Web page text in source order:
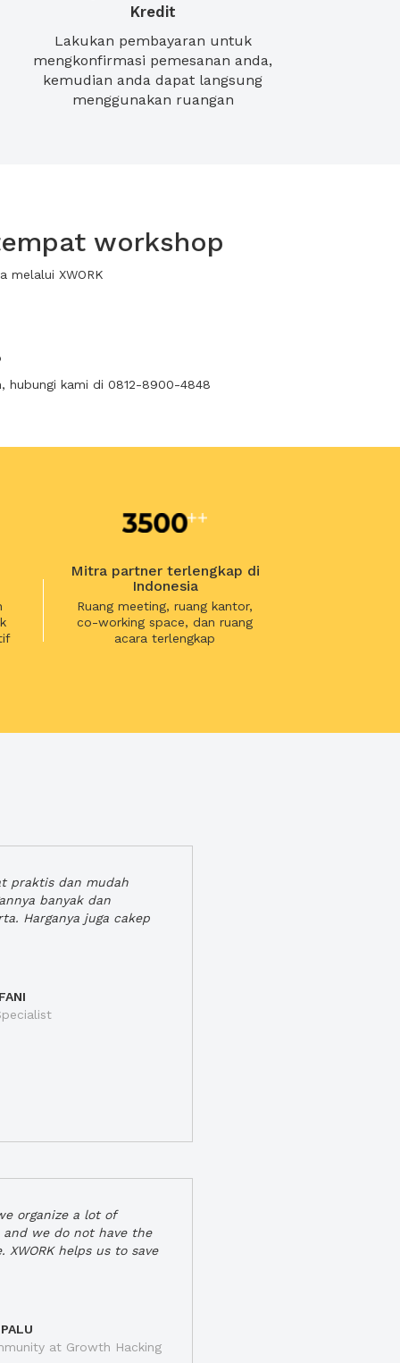
Kredit
Lakukan pembayaran untuk
mengkonfirmasi pemesanan anda,
kemudian anda dapat langsung
menggunakan ruangan
workshop
XWORK
hubungi kami di 0812-8900-4848
Mitra partner terlengkap di
Indonesia
Ruang meeting, ruang kantor,
co-working space, dan ruang
acara terlengkap
praktis dan mudah
banyak dan
Harganya juga cakep
organize a lot of
we do not have the
helps us to save
at Growth Hacking